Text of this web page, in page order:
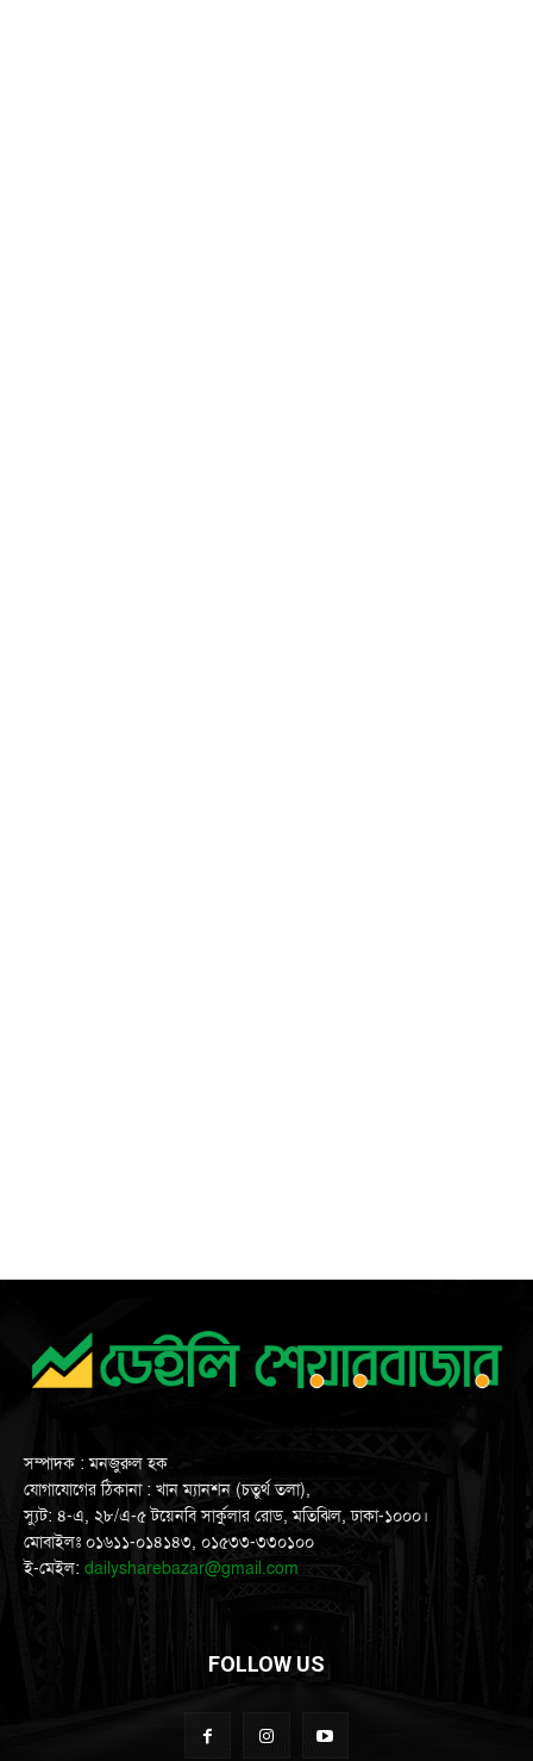
সম্পাদক : মনজুরুল হক
যোগাযোগের ঠিকানা : খান ম্যানশন (চতুর্থ তলা),
স্যুট: ৪-এ, ২৮/এ-৫ টয়েনবি সার্কুলার রোড, মতিঝিল, ঢাকা-১০০০।
মোবাইলঃ ০১৬১১-০১৪১৪৩, ০১৫৩৩-৩৩০১০০
ই-মেইল: dailysharebazar@gmail.com
FOLLOW US